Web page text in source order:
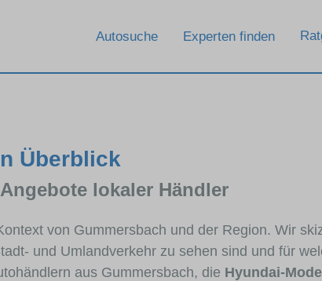
Autosuche Experten finden
Überblick
lokaler Händler
von Gummersbach und der Region. Wir
und Umlandverkehr zu sehen sind und für
aus Gummersbach, die Hyundai-